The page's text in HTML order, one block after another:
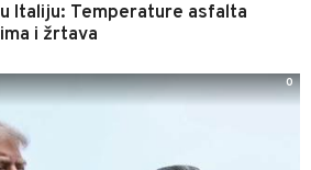
Italiju: Temperature asfalta
i žrtava
0